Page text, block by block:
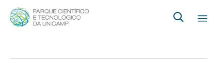
